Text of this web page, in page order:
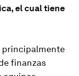
el cual tiene
principalmente
finanzas